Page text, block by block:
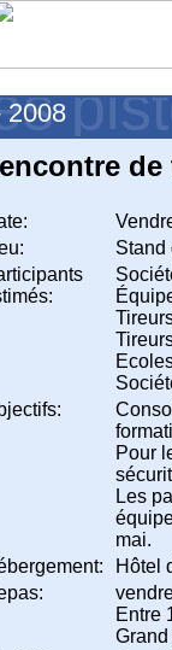
2008
Stand
Pour
Les
mai.
Hôtel
Entre